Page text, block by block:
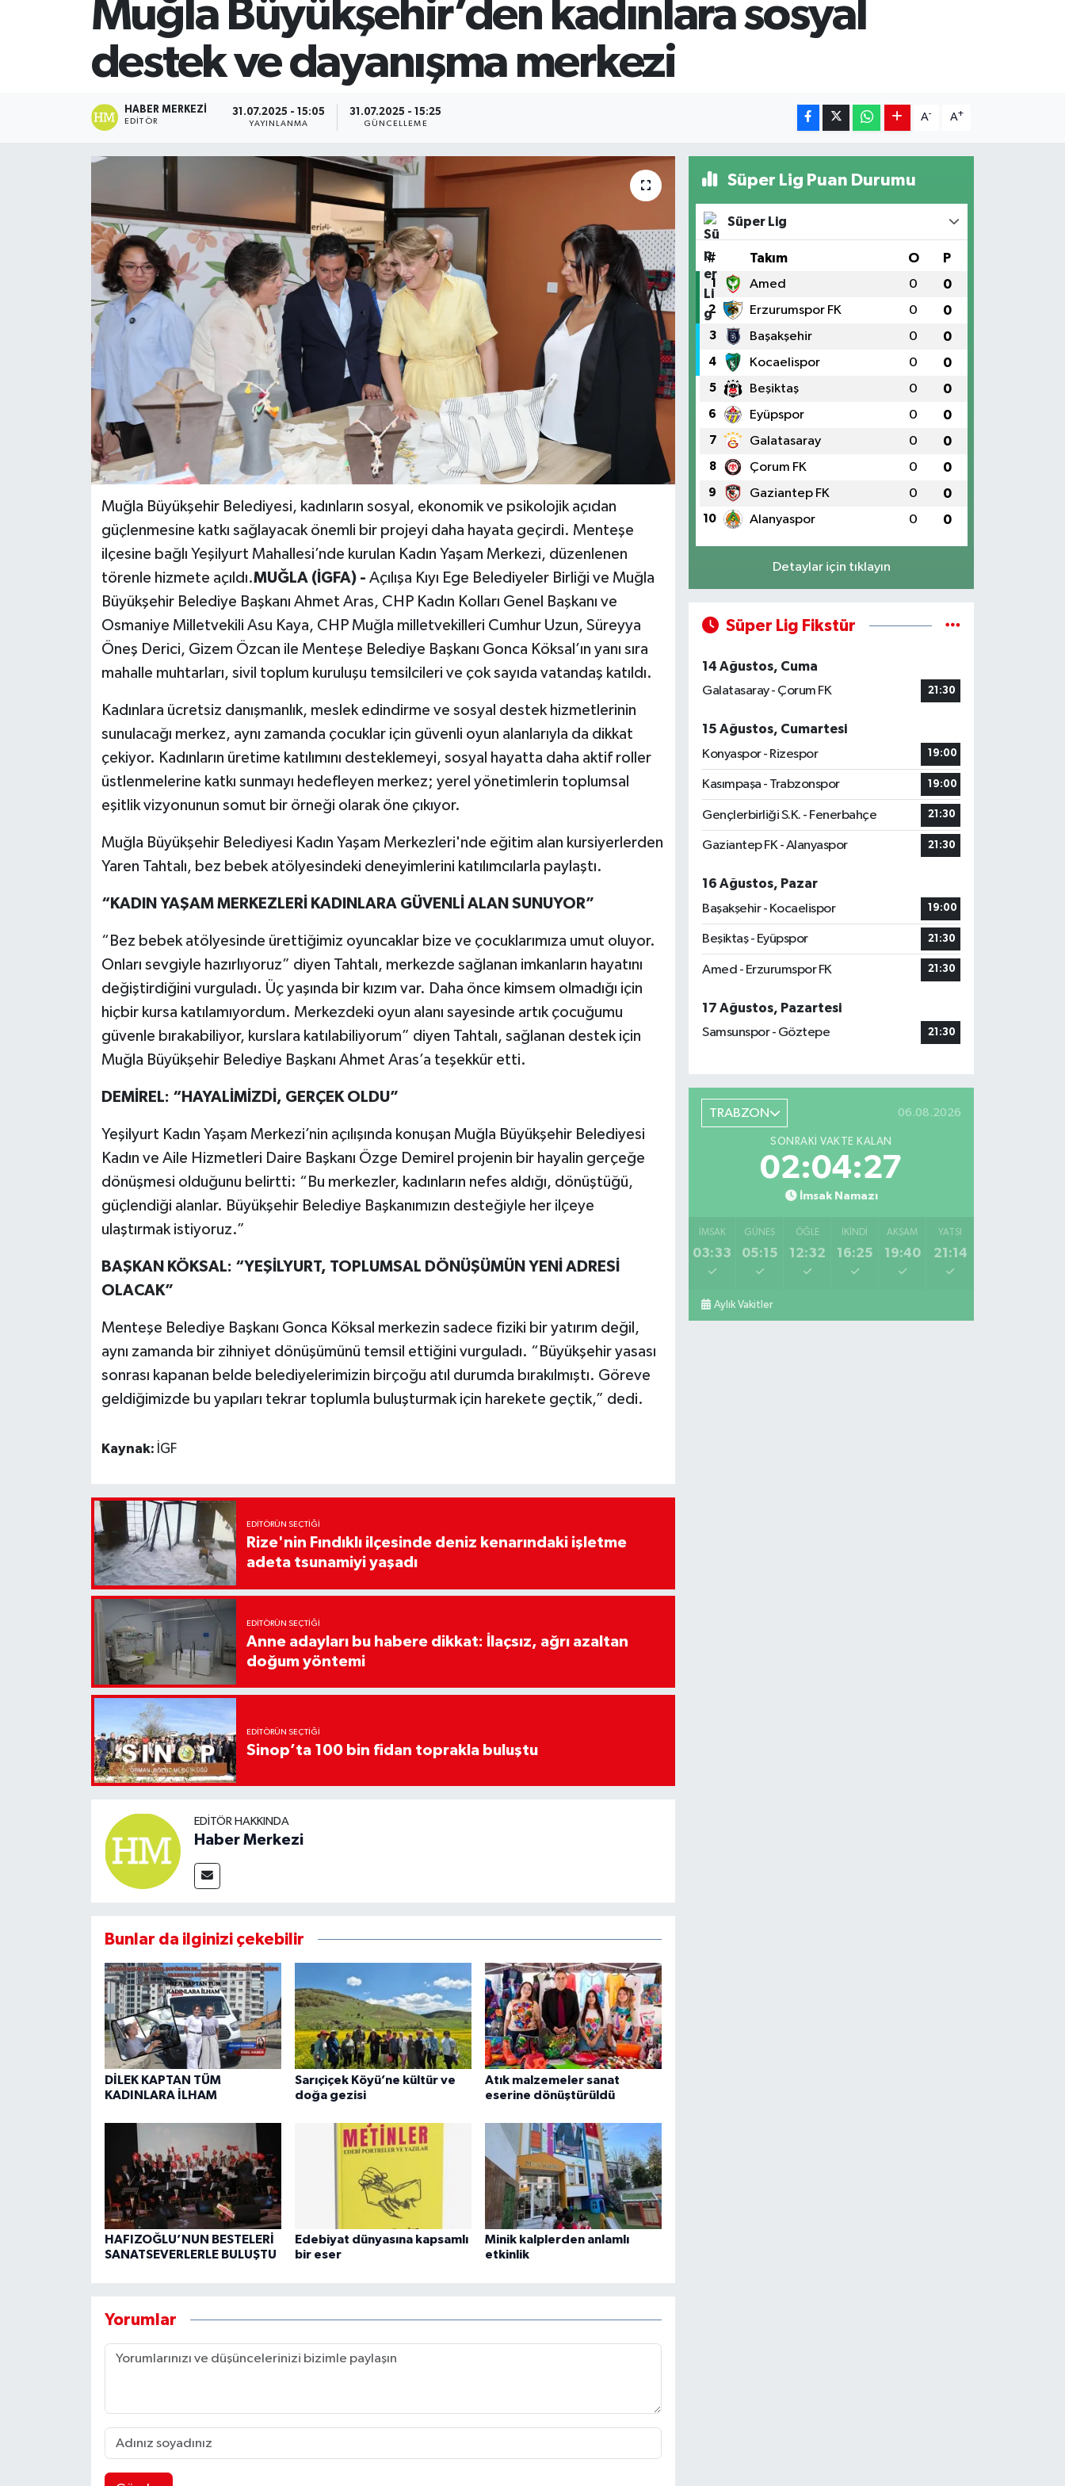
Muğla Büyükşehir’den kadınlara sosyal
destek ve dayanışma merkezi
HABER MERKEZI
EDITÖR
31.07.2025 - 15:05
YAYINLANMA
31.07.2025 - 15:25
GÜNCELLEME
A- A+
Muğla Büyükşehir Belediyesi, kadınların sosyal, ekonomik ve psikolojik açıdan
güçlenmesine katkı sağlayacak önemli bir projeyi daha hayata geçirdi. Menteşe
ilçesine bağlı Yeşilyurt Mahallesi’nde kurulan Kadın Yaşam Merkezi, düzenlenen
törenle hizmete açıldı.MUĞLA (İGFA) - Açılışa Kıyı Ege Belediyeler Birliği ve Muğla
Büyükşehir Belediye Başkanı Ahmet Aras, CHP Kadın Kolları Genel Başkanı ve
Osmaniye Milletvekili Asu Kaya, CHP Muğla milletvekilleri Cumhur Uzun, Süreyya
Öneş Derici, Gizem Özcan ile Menteşe Belediye Başkanı Gonca Köksal’ın yanı sıra
mahalle muhtarları, sivil toplum kuruluşu temsilcileri ve çok sayıda vatandaş katıldı.
Kadınlara ücretsiz danışmanlık, meslek edindirme ve sosyal destek hizmetlerinin
sunulacağı merkez, aynı zamanda çocuklar için güvenli oyun alanlarıyla da dikkat
çekiyor. Kadınların üretime katılımını desteklemeyi, sosyal hayatta daha aktif roller
üstlenmelerine katkı sunmayı hedefleyen merkez; yerel yönetimlerin toplumsal
eşitlik vizyonunun somut bir örneği olarak öne çıkıyor.
Muğla Büyükşehir Belediyesi Kadın Yaşam Merkezleri'nde eğitim alan kursiyerlerden
Yaren Tahtalı, bez bebek atölyesindeki deneyimlerini katılımcılarla paylaştı.
“KADIN YAŞAM MERKEZLERİ KADINLARA GÜVENLİ ALAN SUNUYOR”
“Bez bebek atölyesinde ürettiğimiz oyuncaklar bize ve çocuklarımıza umut oluyor.
Onları sevgiyle hazırlıyoruz” diyen Tahtalı, merkezde sağlanan imkanların hayatını
değiştirdiğini vurguladı. Üç yaşında bir kızım var. Daha önce kimsem olmadığı için
hiçbir kursa katılamıyordum. Merkezdeki oyun alanı sayesinde artık çocuğumu
güvenle bırakabiliyor, kurslara katılabiliyorum” diyen Tahtalı, sağlanan destek için
Muğla Büyükşehir Belediye Başkanı Ahmet Aras’a teşekkür etti.
DEMİREL: “HAYALİMİZDİ, GERÇEK OLDU”
Yeşilyurt Kadın Yaşam Merkezi’nin açılışında konuşan Muğla Büyükşehir Belediyesi
Kadın ve Aile Hizmetleri Daire Başkanı Özge Demirel projenin bir hayalin gerçeğe
dönüşmesi olduğunu belirtti: “Bu merkezler, kadınların nefes aldığı, dönüştüğü,
güçlendiği alanlar. Büyükşehir Belediye Başkanımızın desteğiyle her ilçeye
ulaştırmak istiyoruz.”
BAŞKAN KÖKSAL: “YEŞİLYURT, TOPLUMSAL DÖNÜŞÜMÜN YENİ ADRESİ
OLACAK”
Menteşe Belediye Başkanı Gonca Köksal merkezin sadece fiziki bir yatırım değil,
aynı zamanda bir zihniyet dönüşümünü temsil ettiğini vurguladı. “Büyükşehir yasası
sonrası kapanan belde belediyelerimizin birçoğu atıl durumda bırakılmıştı. Göreve
geldiğimizde bu yapıları tekrar toplumla buluşturmak için harekete geçtik,” dedi.
Kaynak: İGF
EDITÖRÜN SEÇTIĞI
Rize'nin Fındıklı ilçesinde deniz kenarındaki işletme
adeta tsunamiyi yaşadı
EDITÖRÜN SEÇTIĞI
Anne adayları bu habere dikkat: İlaçsız, ağrı azaltan
doğum yöntemi
EDITÖRÜN SEÇTIĞI
Sinop’ta 100 bin fidan toprakla buluştu
EDITÖR HAKKINDA
Haber Merkezi
Bunlar da ilginizi çekebilir
DİLEK KAPTAN TÜM
KADINLARA İLHAM
Sarıçiçek Köyü’ne kültür ve
doğa gezisi
Atık malzemeler sanat
eserine dönüştürüldü
HAFIZOĞLU’NUN BESTELERİ
SANATSEVERLERLE BULUŞTU
Edebiyat dünyasına kapsamlı
bir eser
Minik kalplerden anlamlı
etkinlik
Yorumlar
Süper Lig Puan Durumu
Süper Lig
# Takım O P
1 Amed 0 0
2 Erzurumspor FK 0 0
3 Başakşehir 0 0
4 Kocaelispor 0 0
5 Beşiktaş 0 0
6 Eyüpspor 0 0
7 Galatasaray 0 0
8 Çorum FK 0 0
9 Gaziantep FK 0 0
10 Alanyaspor 0 0
Detaylar için tıklayın
Süper Lig Fikstür
14 Ağustos, Cuma
Galatasaray - Çorum FK
21:30
15 Ağustos, Cumartesi
Konyaspor - Rizespor
19:00
Kasımpaşa - Trabzonspor 19:00
Gençlerbirliği S.K. - Fenerbahçe 21:30
Gaziantep FK - Alanyaspor 21:30
16 Ağustos, Pazar
Başakşehir - Kocaelispor
19:00
Beşiktaş - Eyüpspor 21:30
Amed - Erzurumspor FK 21:30
17 Ağustos, Pazartesi
Samsunspor - Göztepe
21:30
TRABZON 06.08.2026
SONRAKI VAKTE KALAN
02:04:26
İmsak Namazı
İMSAK
03:33
GÜNEŞ
05:15
ÖĞLE
12:32
İKINDI
16:25
AKŞAM
19:40
YATSI
21:14
Aylık Vakitler
SİYASET
Teknoloji
TRABZON